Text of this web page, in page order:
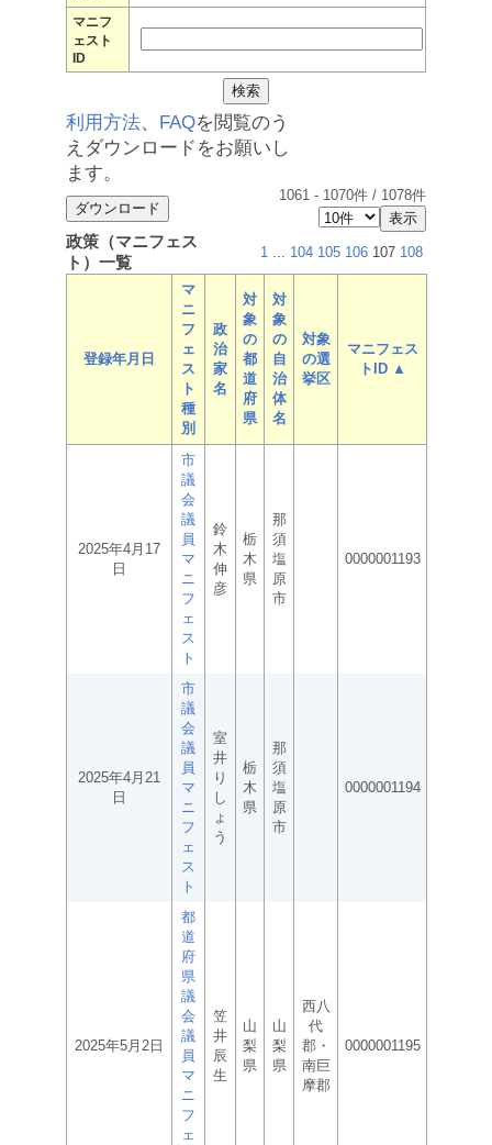
マニフ
ェスト
ID
利用方法、 FAQを閲覧のう
えダウンロードをお願いし
ます。
1061 - 1070件 / 1078件
政策（マニフェス
ト）一覧
1 ... 104 105 106 107 108
登録年月日
マ
ニ
フ
ェ
ス
ト
種
別
政
治
家
名
対
象
の
都
道
府
県
対
象
の
自
治
体
名
対象
の選
挙区
マニフェス
トID ▲
2025年4月17
日
市
議
会
議
員
マ
ニ
フ
ェ
ス
ト
鈴
木
伸
彦
栃
木
県
那
須
塩
原
市
0000001193
2025年4月21
日
市
議
会
議
員
マ
ニ
フ
ェ
ス
ト
室
井
り
し
ょ
う
栃
木
県
那
須
塩
原
市
0000001194
2025年5月2日
都
道
府
県
議
会
議
員
マ
ニ
フ
ェ
笠
井
辰
生
山
梨
県
山
梨
県
西八
代
郡・
南巨
摩郡
0000001195